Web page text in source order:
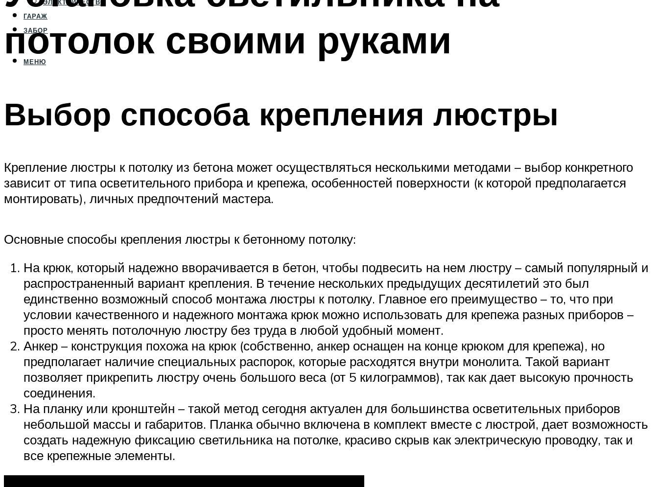
ЭЛЕКТРИЧЕСТВО
ГАРАЖ
ЗАБОР
МЕНЮ
потолок своими руками
Выбор способа крепления люстры
Крепление люстры к потолку из бетона может осуществляться несколькими методами – выбор конкретного
зависит от типа осветительного прибора и крепежа, особенностей поверхности (к которой предполагается
монтировать), личных предпочтений мастера.
Основные способы крепления люстры к бетонному потолку:
На крюк, который надежно вворачивается в бетон, чтобы подвесить на нем люстру – самый популярный и
распространенный вариант крепления. В течение нескольких предыдущих десятилетий это был
единственно возможный способ монтажа люстры к потолку. Главное его преимущество – то, что при
условии качественного и надежного монтажа крюк можно использовать для крепежа разных приборов –
просто менять потолочную люстру без труда в любой удобный момент.
Анкер – конструкция похожа на крюк (собственно, анкер оснащен на конце крюком для крепежа), но
предполагает наличие специальных распорок, которые расходятся внутри монолита. Такой вариант
позволяет прикрепить люстру очень большого веса (от 5 килограммов), так как дает высокую прочность
соединения.
На планку или кронштейн – такой метод сегодня актуален для большинства осветительных приборов
небольшой массы и габаритов. Планка обычно включена в комплект вместе с люстрой, дает возможность
создать надежную фиксацию светильника на потолке, красиво скрыв как электрическую проводку, так и
все крепежные элементы.